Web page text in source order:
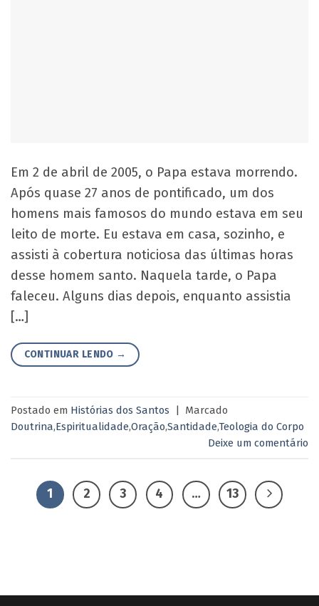
Em 2 de abril de 2005, o Papa estava morrendo.
Após quase 27 anos de pontificado, um dos
homens mais famosos do mundo estava em seu
leito de morte. Eu estava em casa, sozinho, e
assisti à cobertura noticiosa das últimas horas
desse homem santo. Naquela tarde, o Papa
faleceu. Alguns dias depois, enquanto assistia
[…]
CONTINUAR LENDO →
Postado em Histórias dos Santos |
Marcado
Doutrina,Espiritualidade,Oração,Santidade,Teologia do Corpo
Deixe um comentário
1 2 3 4 … 13